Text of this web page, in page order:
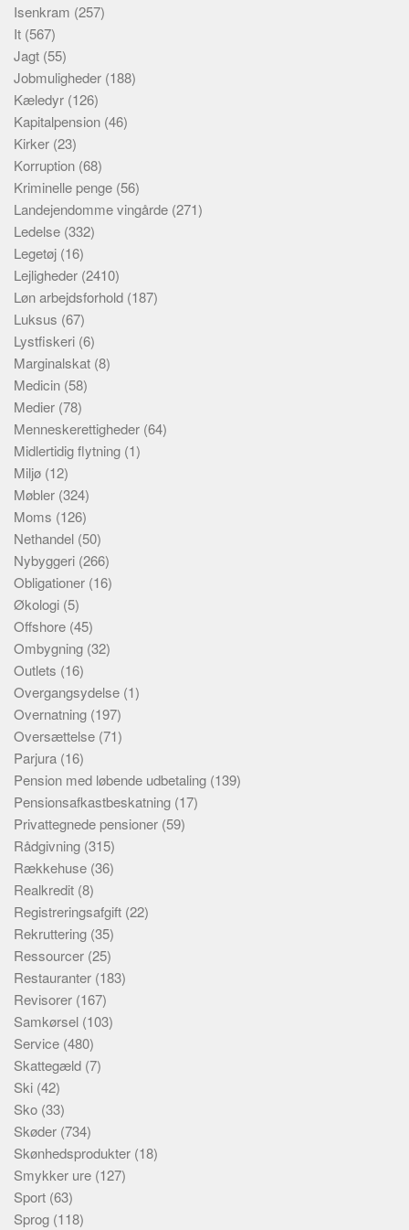
Isenkram (257)
It (567)
Jagt (55)
Jobmuligheder (188)
Kæledyr (126)
Kapitalpension (46)
Kirker (23)
Korruption (68)
Kriminelle penge (56)
Landejendomme vingårde (271)
Ledelse (332)
Legetøj (16)
Lejligheder (2410)
Løn arbejdsforhold (187)
Luksus (67)
Lystfiskeri (6)
Marginalskat (8)
Medicin (58)
Medier (78)
Menneskerettigheder (64)
Midlertidig flytning (1)
Miljø (12)
Møbler (324)
Moms (126)
Nethandel (50)
Nybyggeri (266)
Obligationer (16)
Økologi (5)
Offshore (45)
Ombygning (32)
Outlets (16)
Overgangsydelse (1)
Overnatning (197)
Oversættelse (71)
Parjura (16)
Pension med løbende udbetaling (139)
Pensionsafkastbeskatning (17)
Privattegnede pensioner (59)
Rådgivning (315)
Rækkehuse (36)
Realkredit (8)
Registreringsafgift (22)
Rekruttering (35)
Ressourcer (25)
Restauranter (183)
Revisorer (167)
Samkørsel (103)
Service (480)
Skattegæld (7)
Ski (42)
Sko (33)
Skøder (734)
Skønhedsprodukter (18)
Smykker ure (127)
Sport (63)
Sprog (118)